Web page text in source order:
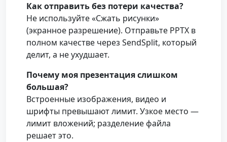
Как отправить без потери качества?
Не используйте «Сжать рисунки»
(экранное разрешение). Отправьте PPTX в
полном качестве через SendSplit, который
делит, а не ухудшает.
Почему моя презентация слишком
большая?
Встроенные изображения, видео и
шрифты превышают лимит. Узкое место —
лимит вложений; разделение файла
решает это.